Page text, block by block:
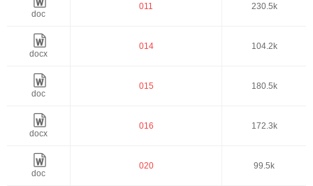
Contact
doc
011 230.5k
docx
014 104.2k
doc
015 180.5k
docx
016 172.3k
doc
020 99.5k